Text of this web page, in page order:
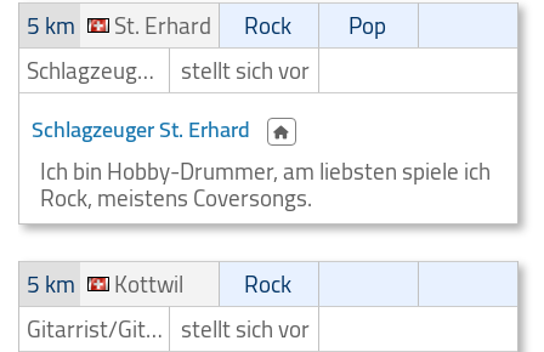
5 km
St. Erhard Rock
Pop
Schlagzeuger/Drummer
stellt sich vor
Schlagzeuger St. Erhard
Ich bin Hobby-Drummer, am liebsten spiele ich
Rock, meistens Coversongs.
5 km
Kottwil
Rock
Gitarrist/Gitarrenspieler stellt sich vor